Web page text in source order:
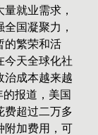
就业需求，
国凝聚力，
的繁荣和活
今天全球化社
治成本越来越
的报道，美国
费超过二万多
附加费用，可